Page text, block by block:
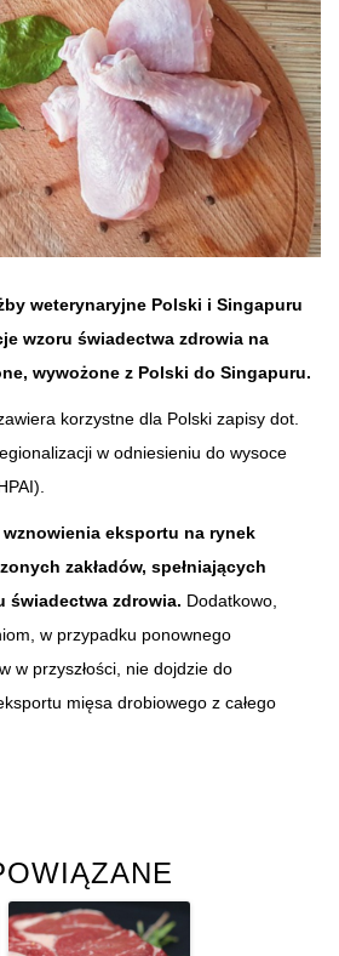
weterynaryjne Polski i Singapuru
wzoru świadectwa zdrowia na
wywożone z Polski do Singapuru.
korzystne dla Polski zapisy dot.
w odniesieniu do wysoce
eksportu na rynek
zakładów, spełniających
świadectwa zdrowia. Dodatkowo,
w przypadku ponownego
w przyszłości, nie dojdzie do
mięsa drobiowego z całego